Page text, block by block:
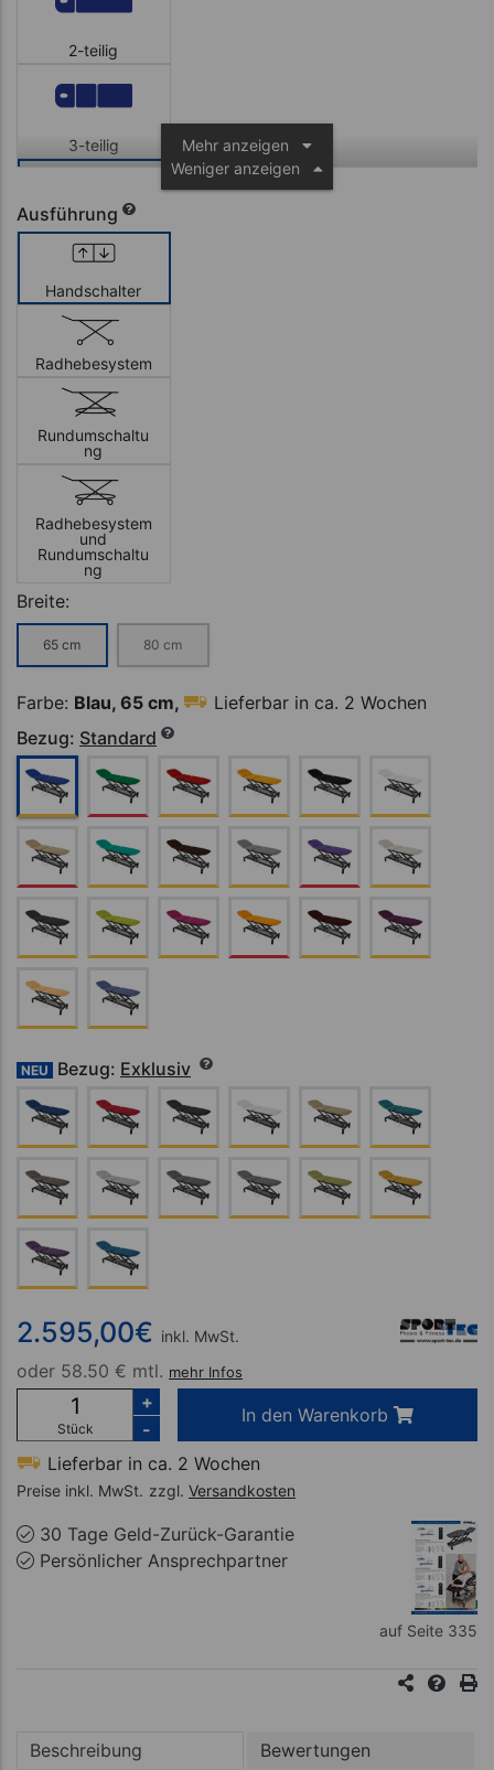
2-teilig
3-teilig
3-teilig mit
Dachstellung
4-teilig
5-teilig
5-teilig mit
Dachstellung
6-teilig
7-teilig mit
Dachstellung
Mehr anzeigen
Weniger anzeigen
Ausführung
Handschalter
Radhebesystem
Rundumschaltu
ng
Radhebesystem
und
Rundumschaltu
ng
Breite:
65 cm 80 cm
Farbe: Blau, 65 cm,
Lieferbar in ca. 2 Wochen
Bezug: Standard
NEU Bezug: Exklusiv
2.595,00€ inkl. MwSt.
oder 58.50 € mtl. mehr Infos
Stück
+
-
In den Warenkorb
Lieferbar in ca. 2 Wochen
Preise inkl. MwSt. zzgl. Versandkosten
30 Tage Geld-Zurück-Garantie
Persönlicher Ansprechpartner
auf Seite 335
Beschreibung Bewertungen